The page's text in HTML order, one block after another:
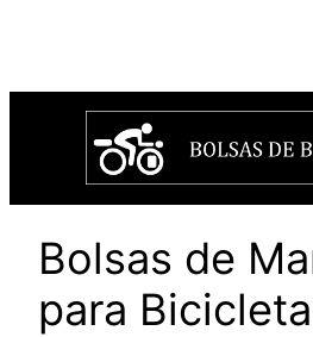
contenido
Bolsas de
para Bicicleta